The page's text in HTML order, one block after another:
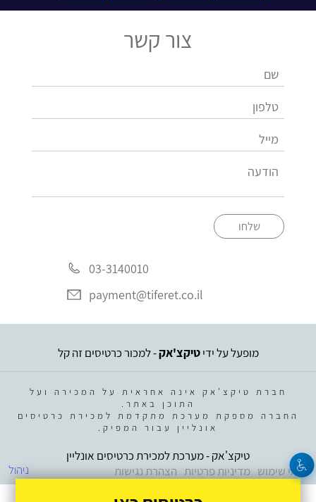
צור קשר
שלחו
03-3140010
payment@tiferet.co.il
מופעל על ידיטיקצ'אק- למכור כרטיסים זה קל
חברת טיקצ'אק אינה אחראית על המכירה ועל
התוכן באתר.
החברה מספקת מערכת מתקדמת למכירת כרטיסים
אונליין עבור המפיק.
ניהול
טיקצ'אק - מערכת למכירת כרטיסים אונליין
תנאי שימוש מדיניות פרטיות הצהרת נגישות